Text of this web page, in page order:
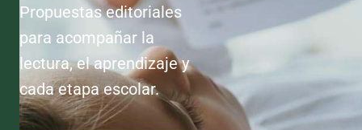
Propuestas editoriales
para acompañar la
lectura, el aprendizaje y
cada etapa escolar.